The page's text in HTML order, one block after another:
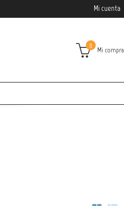
Mi cuenta
Mi compra
0